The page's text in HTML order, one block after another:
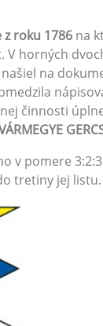
roku 1786 na
V horných
na
činnosti
v pomere
tretiny jej listu.